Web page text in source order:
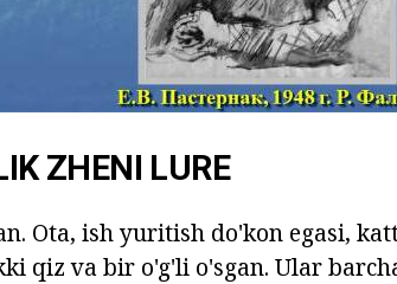
ZHENI LURE
Ota, ish yuritish do'kon egasi,
qiz va bir o'g'li o'sgan. Ular